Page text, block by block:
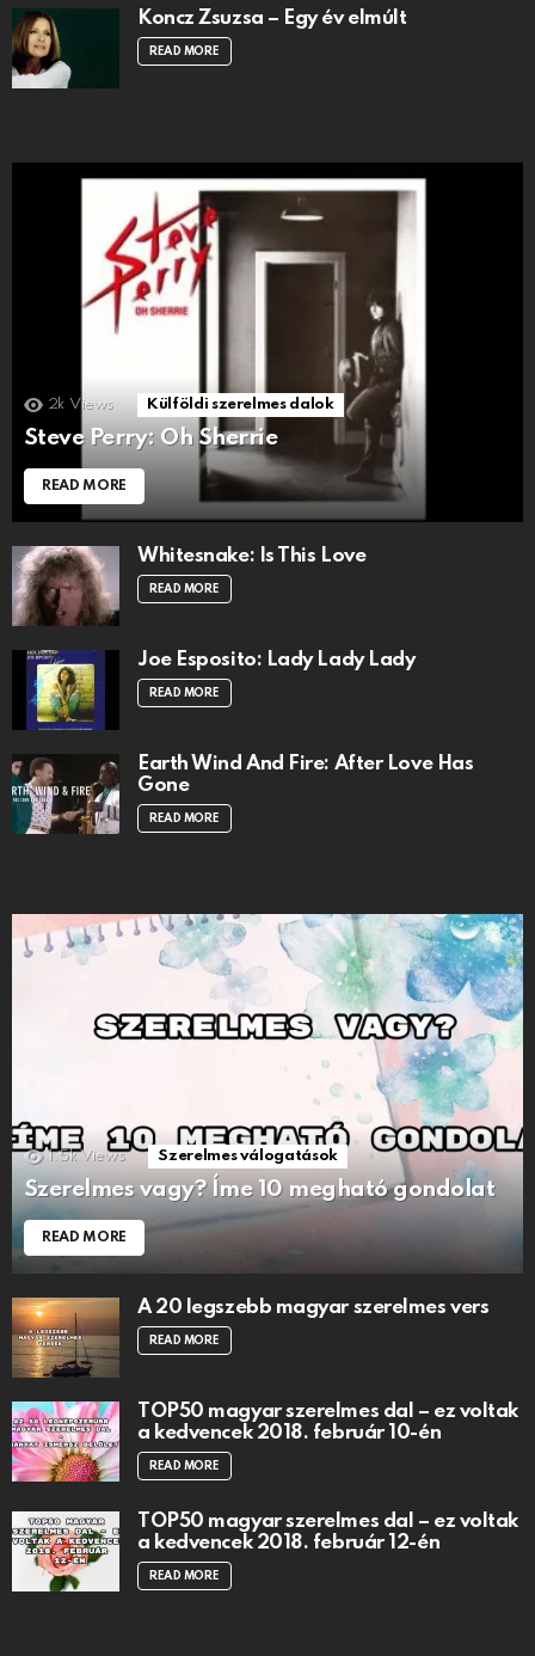
Koncz Zsuzsa – Egy év elmúlt
READ MORE
2k Views Külföldi szerelmes dalok
Steve Perry: Oh Sherrie
READ MORE
Whitesnake: Is This Love
READ MORE
Joe Esposito: Lady Lady Lady
READ MORE
Earth Wind And Fire: After Love Has
Gone
READ MORE
1.5k Views Szerelmes válogatások
Szerelmes vagy? Íme 10 megható gondolat
READ MORE
A 20 legszebb magyar szerelmes vers
READ MORE
TOP50 magyar szerelmes dal – ez voltak
a kedvencek 2018. február 10-én
READ MORE
TOP50 magyar szerelmes dal – ez voltak
a kedvencek 2018. február 12-én
READ MORE